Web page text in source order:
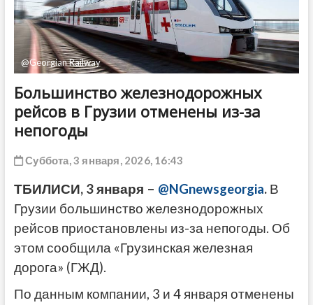
@Georgian Railway
Большинство железнодорожных
рейсов в Грузии отменены из-за
непогоды
Суббота, 3 января, 2026, 16:43
ТБИЛИСИ, 3 января – @NGnewsgeorgia.В
Грузии большинство железнодорожных
рейсов приостановлены из-за непогоды. Об
этом сообщила «Грузинская железная
дорога» (ГЖД).
По данным компании, 3 и 4 января отменены